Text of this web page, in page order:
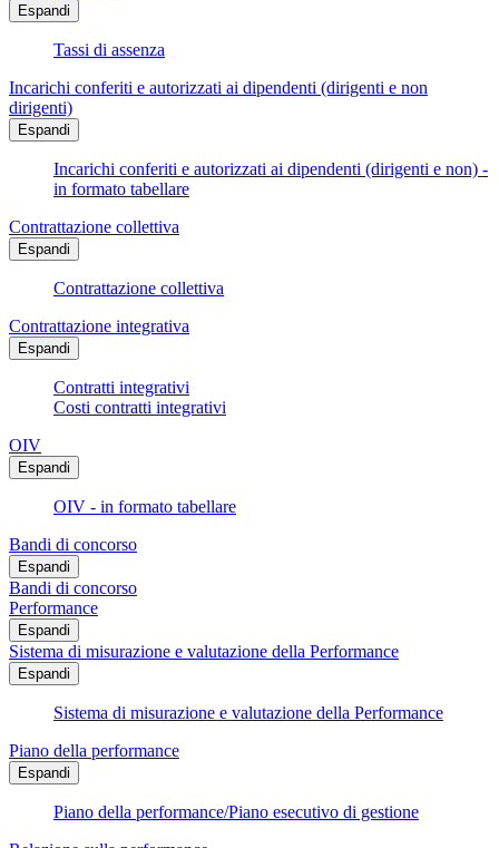
Espandi
Tassi di assenza
Incarichi conferiti e autorizzati ai dipendenti (dirigenti e non
dirigenti)
Espandi
Incarichi conferiti e autorizzati ai dipendenti (dirigenti e non) -
in formato tabellare
Contrattazione collettiva
Espandi
Contrattazione collettiva
Contrattazione integrativa
Espandi
Contratti integrativi
Costi contratti integrativi
OIV
Espandi
OIV - in formato tabellare
Bandi di concorso
Espandi
Bandi di concorso
Performance
Espandi
Sistema di misurazione e valutazione della Performance
Espandi
Sistema di misurazione e valutazione della Performance
Piano della performance
Espandi
Piano della performance/Piano esecutivo di gestione